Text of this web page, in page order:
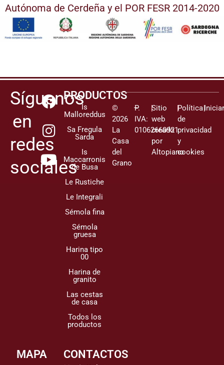
Autónoma de Cerdeña y el POR FESR 2014-2020
Síguenos
en
redes
sociales
PRODUCTOS
Is
Malloreddus
Sa Fregula
Sarda
Is
Maccarronis
de Busa
Le Rustiche
Le Integrali
Sémola fina
Sémola
gruesa
Harina tipo
00
Harina de
granito
Las cestas
de casa
Todos los
productos
MAPA
CONTACTOS
©
2026
La
Casa
del
Grano
–
P.
IVA:
01062660921
|Sitio
web
creado
por
Altopiano
|Política
de
privacidad
y
cookies